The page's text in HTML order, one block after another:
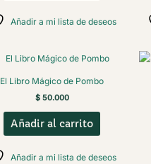
Añadir a mi lista de deseos
El Libro Mágico de Pombo
$50.000
Añadir al carrito
Añadir a mi lista de deseos